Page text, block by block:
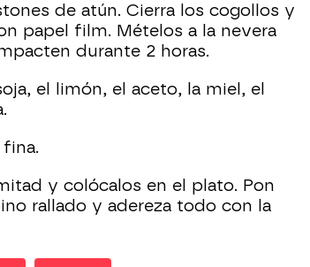
de atún. Cierra los cogollos y
papel film. Mételos a la nevera
durante 2 horas.
el limón, el aceto, la miel, el
y colócalos en el plato. Pon
rallado y adereza todo con la